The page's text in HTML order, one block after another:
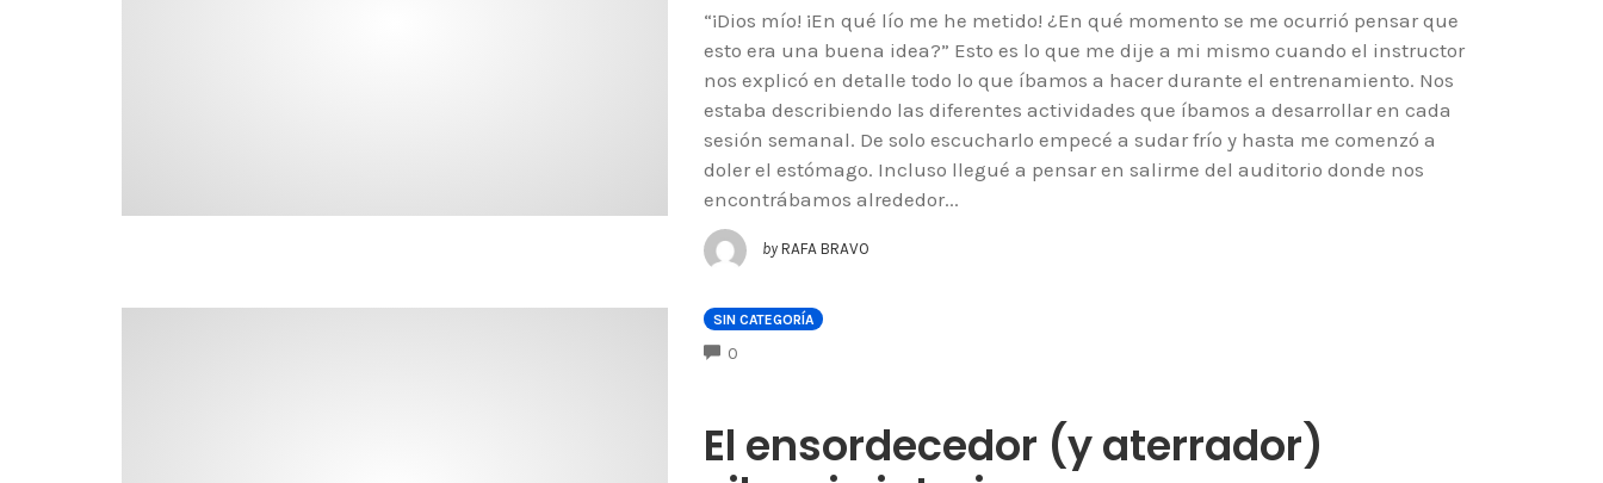
“¡Dios mío! ¡En qué lío me he metido! ¿En qué momento se me ocurrió pensar que
esto era una buena idea?” Esto es lo que me dije a mi mismo cuando el instructor
nos explicó en detalle todo lo que íbamos a hacer durante el entrenamiento. Nos
estaba describiendo las diferentes actividades que íbamos a desarrollar en cada
sesión semanal. De solo escucharlo empecé a sudar frío y hasta me comenzó a
doler el estómago. Incluso llegué a pensar en salirme del auditorio donde nos
encontrábamos alrededor...
by RAFA BRAVO
SIN CATEGORÍA
0
El ensordecedor (y aterrador)